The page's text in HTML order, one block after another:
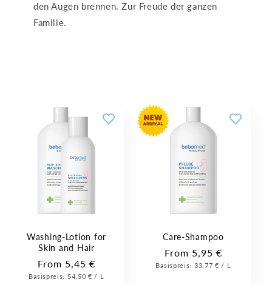
den Augen brennen. Zur Freude der ganzen
Familie.
Washing-Lotion for
Skin and Hair
Regular
price
From 5,45 €
Basispreis: Unit
54,50 € / Per
L
Care-Shampoo
Regular
price
From 5,95 €
Basispreis: Unit
33,77 € / Per
L